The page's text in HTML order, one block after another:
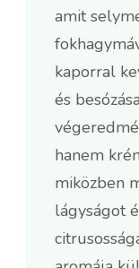
amit
kaporral
és
hanem
miközben
lágyságot